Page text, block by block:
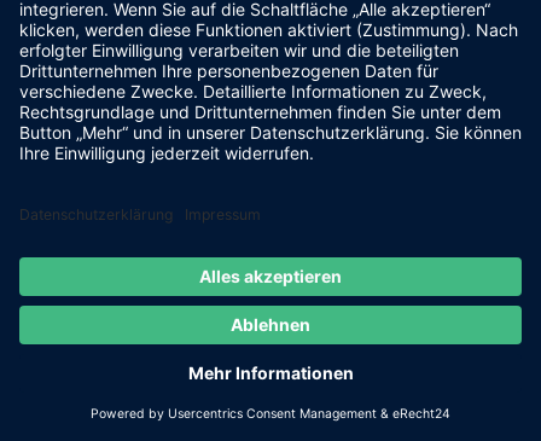
trockenen, kühlen Ort auf, um ihre Lebensdauer zu
maximieren. Eine ordnungsgemäße Lagerung schützt
die Sandschläuche vor UV-Schäden und anderen
Umwelteinflüssen, die das Material schwächen
könnten. Indem du diese Schritte befolgst, stellst du
Lebensdauer, was sowohl kosteneffizient als auch
umweltfreundlich ist.
Kaufberatung: Darauf